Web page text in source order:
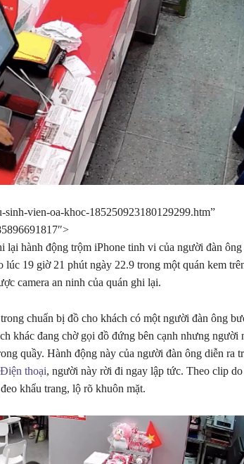
vien-oa-khoc-185250923180129299.htm”
lại hành động trộm iPhone tinh vi của người đàn
lúc 19 giờ 21 phút ngày 22.9 trong một quán kem
camera an ninh của quán ghi lại.
chuẩn bị đồ cho khách có một người đàn ông
khác đang chờ gọi đồ đứng bên cạnh nhưng người
quầy. Hành động này của người đàn ông diễn ra
Điện thoại, người này rời đi ngay lập tức. Theo clip do
khẩu trang, lộ rõ khuôn mặt.